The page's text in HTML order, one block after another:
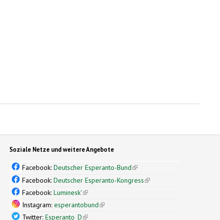
Soziale Netze und weitere Angebote
Facebook:Deutscher Esperanto-Bund(link is external)
Facebook:Deutscher Esperanto-Kongress(link is external)
Facebook:Luminesk'(link is external)
Instagram:esperantobund(link is external)
Twitter:Esperanto_D(link is external)